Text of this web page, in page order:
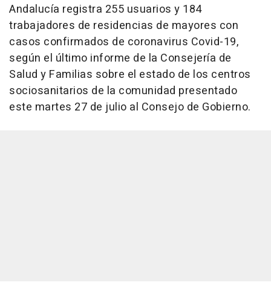
Andalucía registra 255 usuarios y 184
trabajadores de residencias de mayores con
casos confirmados de coronavirus Covid-19,
según el último informe de la Consejería de
Salud y Familias sobre el estado de los centros
sociosanitarios de la comunidad presentado
este martes 27 de julio al Consejo de Gobierno.